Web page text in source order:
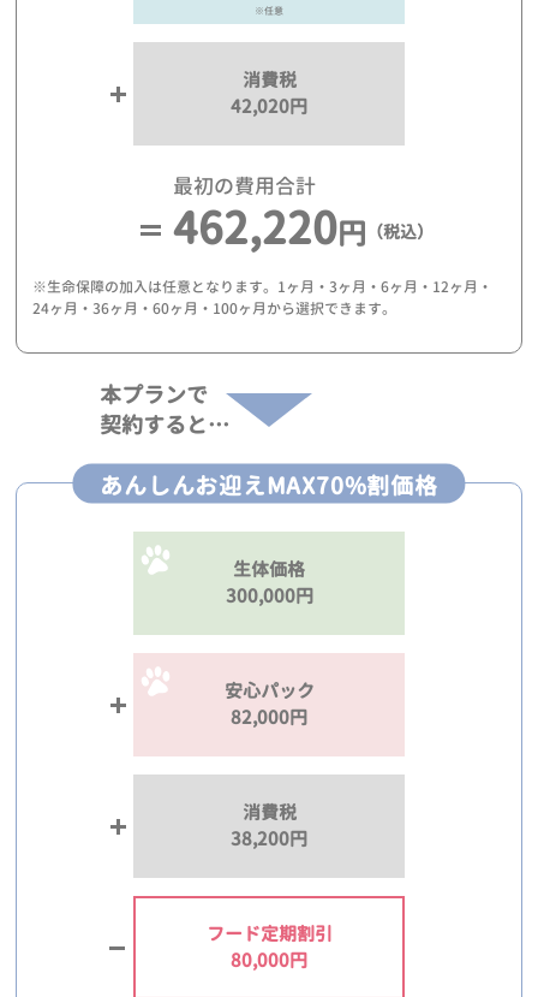
※任意
消費税
42,020円
最初の費用合計
462,220円 （税込）
※生命保障の加入は任意となります。1ヶ月・3ヶ月・6ヶ月・12ヶ月・
24ヶ月・36ヶ月・60ヶ月・100ヶ月から選択できます。
本プランで
契約すると…
あんしんお迎えMAX70%割価格
生体価格
300,000円
安心パック
82,000円
消費税
38,200円
フード定期割引
80,000円